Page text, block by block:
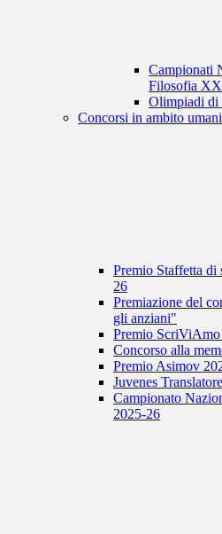
Campionati
Filosofia
Olimpiadi di
Concorsi in ambito
Premio Staffetta di
26
Premiazione del
gli anziani"
Premio
Concorso alla
Premio Asimov
Juvenes
Campionato
2025-26